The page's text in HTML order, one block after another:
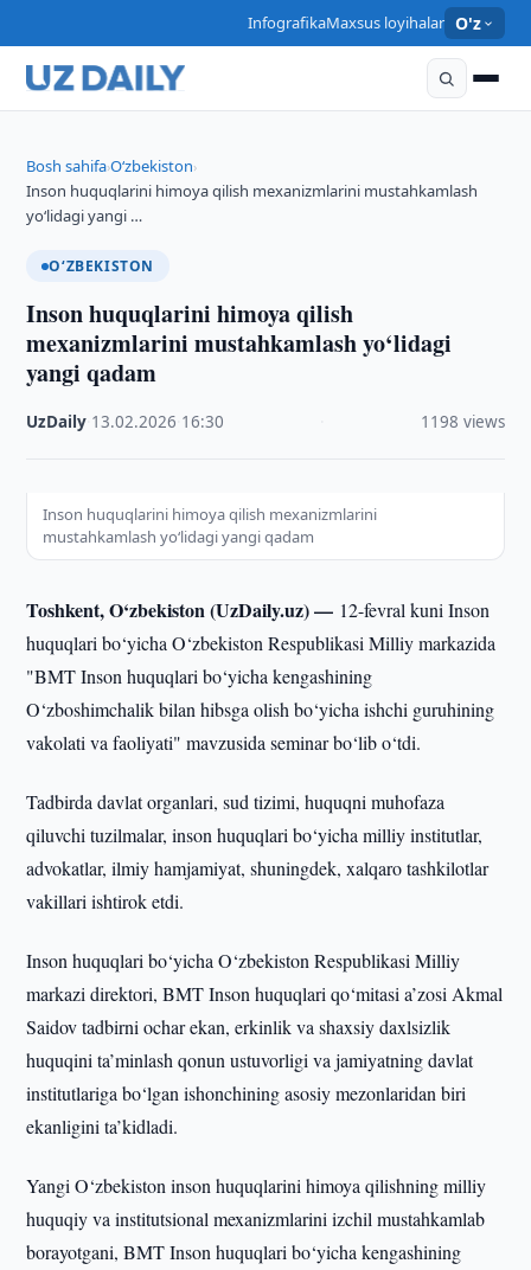
InfografikaMaxsus loyihalar O'z
Bosh sahifa›O‘zbekiston›
Inson huquqlarini himoya qilish mexanizmlarini mustahkamlash
yo‘lidagi yangi …
O‘ZBEKISTON
Inson huquqlarini himoya qilish
mexanizmlarini mustahkamlash yo‘lidagi
yangi qadam
UzDaily 13.02.2026 16:30 1198 views
Inson huquqlarini himoya qilish mexanizmlarini
mustahkamlash yo‘lidagi yangi qadam
Toshkent, O‘zbekiston (UzDaily.uz) — 12-fevral kuni Inson
huquqlari bo‘yicha O‘zbekiston Respublikasi Milliy markazida
"BMT Inson huquqlari bo‘yicha kengashining
O‘zboshimchalik bilan hibsga olish bo‘yicha ishchi guruhining
vakolati va faoliyati" mavzusida seminar bo‘lib o‘tdi.
Tadbirda davlat organlari, sud tizimi, huquqni muhofaza
qiluvchi tuzilmalar, inson huquqlari bo‘yicha milliy institutlar,
advokatlar, ilmiy hamjamiyat, shuningdek, xalqaro tashkilotlar
vakillari ishtirok etdi.
Inson huquqlari bo‘yicha O‘zbekiston Respublikasi Milliy
markazi direktori, BMT Inson huquqlari qo‘mitasi a’zosi Akmal
Saidov tadbirni ochar ekan, erkinlik va shaxsiy daxlsizlik
huquqini ta’minlash qonun ustuvorligi va jamiyatning davlat
institutlariga bo‘lgan ishonchining asosiy mezonlaridan biri
ekanligini ta’kidladi.
Yangi O‘zbekiston inson huquqlarini himoya qilishning milliy
huquqiy va institutsional mexanizmlarini izchil mustahkamlab
borayotgani, BMT Inson huquqlari bo‘yicha kengashining